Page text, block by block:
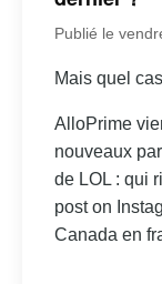
Publié le
Mais quel
AlloPrime
nouveaux
de LOL : qui
post on
Canada en